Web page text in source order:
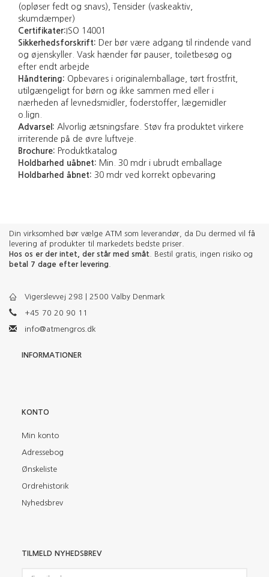
(opløser fedt og snavs), Tensider (vaskeaktiv,
skumdæmper)
Certifikater:ISO 14001
Sikkerhedsforskrift: Der bør være adgang til rindende vand
og øjenskyller. Vask hænder før pauser, toiletbesøg og
efter endt arbejde
Håndtering: Opbevares i originalemballage, tørt frostfrit,
utilgængeligt for børn og ikke sammen med eller i
nærheden af levnedsmidler, foderstoffer, lægemidler
o.lign.
Advarsel: Alvorlig ætsningsfare. Støv fra produktet virkere
irriterende på de øvre luftveje.
Brochure: Produktkatalog
Holdbarhed uåbnet: Min. 30 mdr i ubrudt emballage
Holdbarhed åbnet: 30 mdr ved korrekt opbevaring
Din virksomhed bør vælge ATM som leverandør, da Du dermed vil få
levering af produkter til markedets bedste priser.
Hos os er der intet, der står med småt . Bestil gratis, ingen risiko og
betal 7 dage efter levering
Vigerslevvej 298 | 2500 Valby Denmark
+45 70 20 90 11
info@atmengros.dk
INFORMATIONER
KONTO
Min konto
Adressebog
Ønskeliste
Ordrehistorik
Nyhedsbrev
TILMELD NYHEDSBREV